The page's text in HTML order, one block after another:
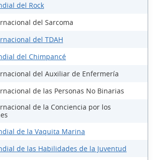
del Rock
del Sarcoma
del TDAH
del Chimpancé
del Auxiliar de Enfermería
de las Personas No Binarias
de la Conciencia por los
de la Vaquita Marina
de las Habilidades de la Juventud